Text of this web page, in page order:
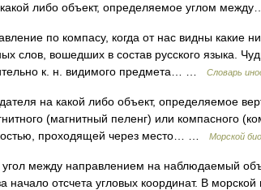
либо объект, определяемое углом
по компасу, когда от нас видны какие
слов, вошедших в состав русского языка.
к. н. видимого предмета… …
Словарь
на какой либо объект, определяемое
(магнитный пеленг) или компасного
проходящей через место… …
Морской
между направлением на наблюдаемый
начало отсчета угловых координат. В